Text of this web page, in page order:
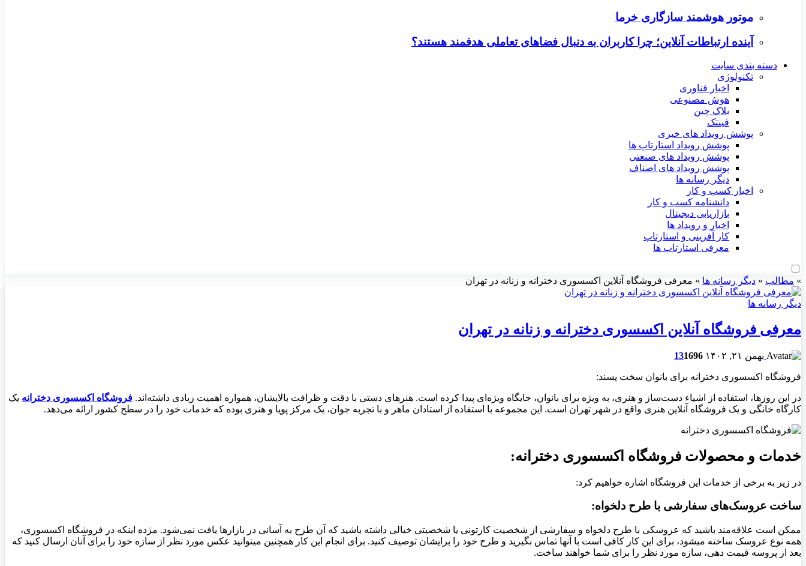
موتور هوشمند سازگاری خرما
آینده ارتباطات آنلاین؛ چرا کاربران به دنبال فضاهای تعاملی هدفمند هستند؟
دسته بندی سایت
تکنولوژی
اخبار فناوری
هوش مصنوعی
بلاک چین
فینتک
پوشش رویداد های خبری
پوشش رویداد استارتاپ ها
پوشش رویداد های صنعتی
پوشش رویداد های اصناف
دیگر رسانه ها
اخبار کسب و کار
دانشنامه کسب و کار
بازاریابی دیجیتال
اخبار و رویداد ها
کار آفرینی و استارتاپ
معرفی استارتاپ ها
» مطالب » دیگر رسانه ها » معرفی فروشگاه آنلاین اکسسوری دخترانه و زنانه در تهران
دیگر رسانه ها
معرفی فروشگاه آنلاین اکسسوری دخترانه و زنانه در تهران
بهمن ۲۱, ۱۴۰۲ 131696
فروشگاه اکسسوری دخترانه برای بانوان سخت پسند:
در این روزها، استفاده از اشیاء دست‌ساز و هنری، به ویژه برای بانوان، جایگاه ویژه‌ای پیدا کرده است. هنرهای دستی با دقت و ظرافت بالایشان، همواره اهمیت زیادی داشته‌اند. فروشگاه اکسسوری دخترانه یک
کارگاه خانگی و یک فروشگاه آنلاین هنری واقع در شهر تهران است. این مجموعه با استفاده از استادان ماهر و با تجربه جوان، یک مرکز پویا و هنری بوده که خدمات خود را در سطح کشور ارائه می‌دهد.
خدمات و محصولات فروشگاه اکسسوری دخترانه:
در زیر به برخی از خدمات این فروشگاه اشاره خواهیم کرد:
ساخت عروسک‌های سفارشی با طرح دلخواه:
ممکن است علاقه‌مند باشید که عروسکی با طرح دلخواه و سفارشی از شخصیت کارتونی یا شخصیتی خیالی داشته باشید که آن طرح به آسانی در بازارها یافت نمی‌شود. مژده اینکه در فروشگاه اکسسوری،
همه نوع عروسک ساخته میشود، برای این کار کافی است با آنها تماس بگیرید و طرح خود را برایشان توصیف کنید. برای انجام این کار همچنین میتوانید عکس مورد نظر از سازه خود را برای آنان ارسال کنید که
بعد از پروسه قیمت دهی، سازه مورد نظر را برای شما خواهند ساخت.